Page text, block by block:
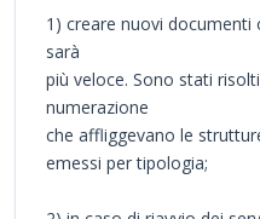
1) creare nuovi
sarà
più veloce. Sono stati
numerazione
che affliggevano le
emessi per tipologia;